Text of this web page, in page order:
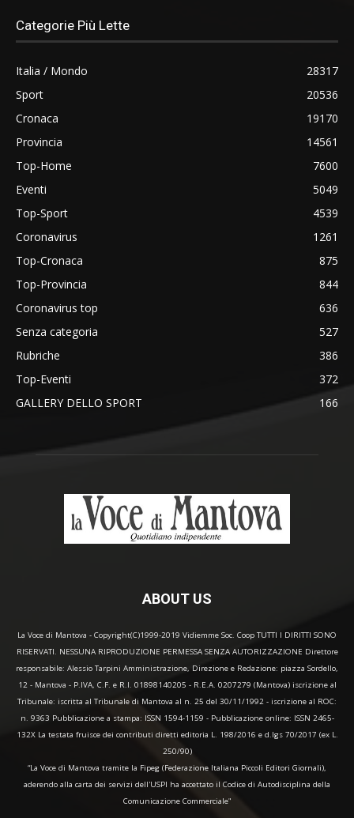
Categorie Più Lette
Italia / Mondo
28317
Sport
20536
Cronaca
19170
Provincia
14561
Top-Home
7600
Eventi
5049
Top-Sport
4539
Coronavirus
1261
Top-Cronaca
875
Top-Provincia
844
Coronavirus top
636
Senza categoria
527
Rubriche
386
Top-Eventi
372
GALLERY DELLO SPORT
166
ABOUT US
La Voce di Mantova - Copyright(C)1999-2019 Vidiemme Soc. Coop TUTTI I DIRITTI SONO
RISERVATI. NESSUNA RIPRODUZIONE PERMESSA SENZA AUTORIZZAZIONE Direttore
responsabile: Alessio Tarpini Amministrazione, Direzione e Redazione: piazza Sordello,
12 - Mantova - P.IVA, C.F. e R.I. 01898140205 - R.E.A. 0207279 (Mantova) iscrizione al
Tribunale: iscritta al Tribunale di Mantova al n. 25 del 30/11/1992 - iscrizione al ROC:
n. 9363 Pubblicazione a stampa: ISSN 1594-1159 - Pubblicazione online: ISSN 2465-
132X La testata fruisce dei contributi diretti editoria L. 198/2016 e d.lgs 70/2017 (ex L.
250/90)
“La Voce di Mantova tramite la Fipeg (Federazione Italiana Piccoli Editori Giornali),
aderendo alla carta dei servizi dell'USPI ha accettato il Codice di Autodisciplina della
Comunicazione Commerciale"